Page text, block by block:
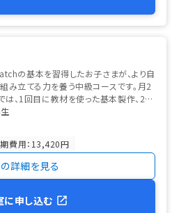
の基本を習得したお子さまが、より自
み立てる力を養う中級コースです。月2
は、1回目に教材を使った基本製作、2回
費用：13,420円
詳細を見る
に申し込む